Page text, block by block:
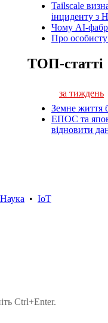
Tailscale
інциденту з
Чому AI-
Про особисту
ТОП-статті
за тиждень
Земне життя
ЕПОС та
відновити
Наука • IoT
Ctrl+Enter.